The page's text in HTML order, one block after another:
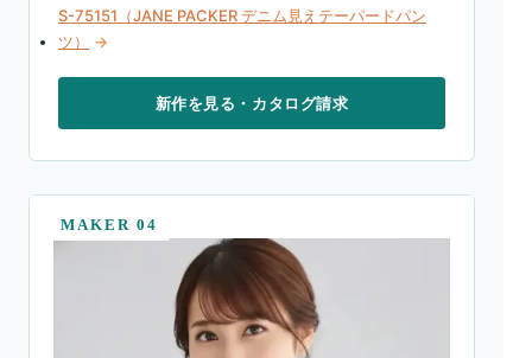
S-75151（JANE PACKER デニム見えテーパードパン
ツ）
→
新作を見る・カタログ請求
MAKER 04